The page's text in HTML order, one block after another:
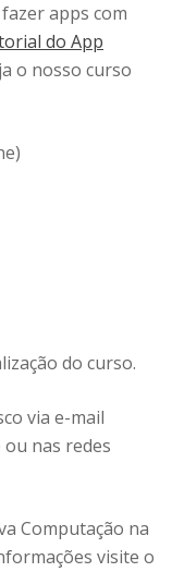
apps com
do App
o nosso curso
do curso.
via e-mail
ou nas redes
Computação na
visite o